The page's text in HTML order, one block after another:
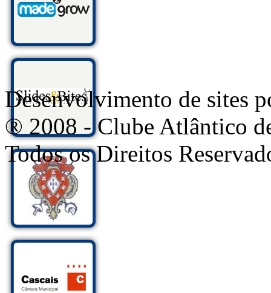
Desenvolvimento de sites
® 2008 - Clube Atlântico
Todos os Direitos